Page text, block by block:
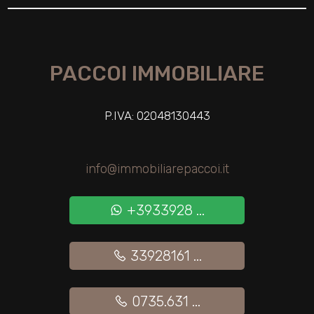
PACCOI IMMOBILIARE
P.IVA: 02048130443
info@immobiliarepaccoi.it
+3933928 ...
33928161 ...
0735.631 ...
Posto auto/Box
Balcone/Terrazzo
Arredato